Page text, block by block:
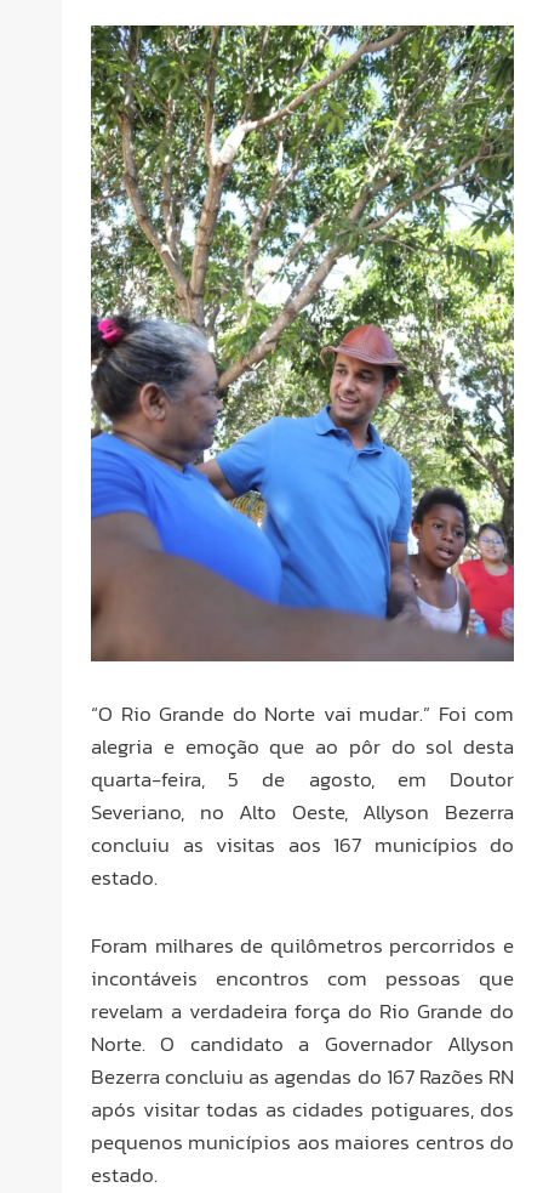
“O Rio Grande do Norte vai mudar.” Foi com
alegria e emoção que ao pôr do sol desta
quarta-feira, 5 de agosto, em Doutor
Severiano, no Alto Oeste, Allyson Bezerra
concluiu as visitas aos 167 municípios do
estado.
Foram milhares de quilômetros percorridos e
incontáveis encontros com pessoas que
revelam a verdadeira força do Rio Grande do
Norte. O candidato a Governador Allyson
Bezerra concluiu as agendas do 167 Razões RN
após visitar todas as cidades potiguares, dos
pequenos municípios aos maiores centros do
estado.